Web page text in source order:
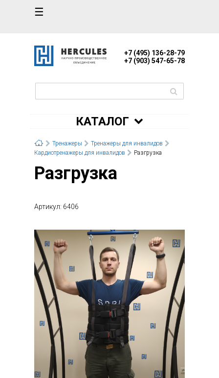
☰
+7 (495) 136-28-79
+7 (903) 547-65-78
КАТАЛОГ
Тренажеры
Тренажеры для инвалидов
Кардиотренажеры для инвалидов
Разгрузка
Разгрузка
Артикул: 6406